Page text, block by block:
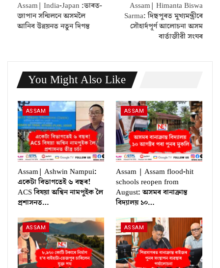
Assam| India-Japan :ভাৰত-
জাপান সন্মিলনে অসমলৈ
আনিব উন্নয়নত নতুন দিগন্ত
Assam| Himanta Biswa
Sarma: দিছপুৰত মুখ্যমন্ত্ৰীৰে
সৌহাৰ্দপূৰ্ণ আলোচনা অসম
বাৰ্তাজীৱী সংঘৰ
You Might Also Like
ASSAM
Assam| Ashwin Nampui:
একেটা বিভাগতেই ৬ বছৰ!
ACS বিষয়া অশ্বিন নামপুইক লৈ
প্ৰশাসনত…
ASSAM
Assam | Assam flood-hit
schools reopen from
August: অসমৰ বানাক্ৰান্ত
বিদ্যালয় ১০…
ASSAM ASSAM